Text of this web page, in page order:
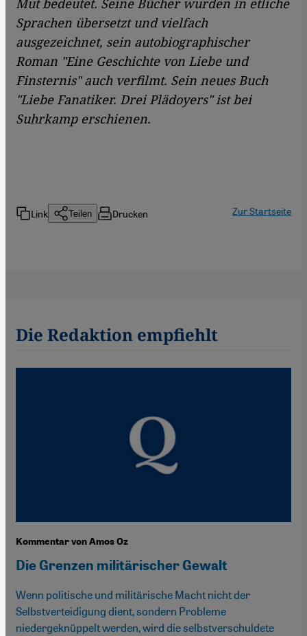
Mut bedeutet. Seine Bücher wurden in etliche
Sprachen übersetzt und vielfach
ausgezeichnet, sein autobiographischer
Roman "Eine Geschichte von Liebe und
Finsternis" auch verfilmt. Sein neues Buch
"Liebe Fanatiker. Drei Plädoyers" ist bei
Suhrkamp erschienen.
Link Teilen Drucken Zur Startseite
Die Redaktion empfiehlt
Kommentar von Amos Oz
Die Grenzen militärischer Gewalt
Wenn politische und militärische Macht nicht der
Selbstverteidigung dient, sondern Probleme
niedergeknüppelt werden, wird die selbstverschuldete